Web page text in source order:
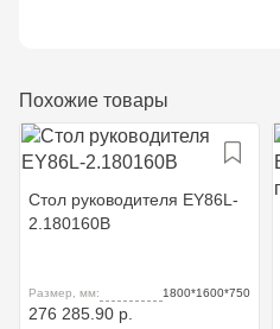
Похожие товары
Стол руководителя EY86L-
2.180160B
Размер, мм: 1800*1600*750
276 285.90 р.